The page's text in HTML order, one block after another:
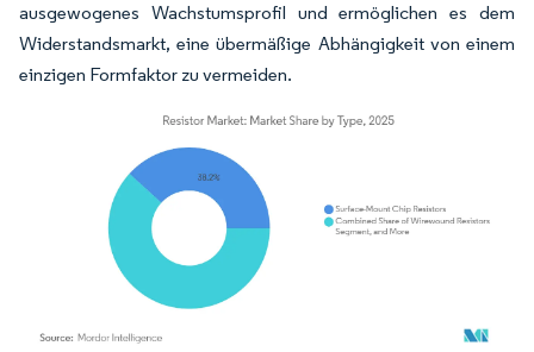
ausgewogenes Wachstumsprofil und ermöglichen es dem
Widerstandsmarkt, eine übermäßige Abhängigkeit von einem
einzigen Formfaktor zu vermeiden.